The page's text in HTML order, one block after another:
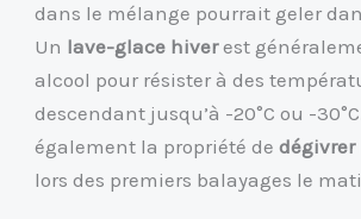
dans le mélange pourrait geler
Un lave-glace hiverest
alcool pour résister à des
descendant jusqu’à -20°C ou -
également la propriété dedégivrer
lors des premiers balayages le